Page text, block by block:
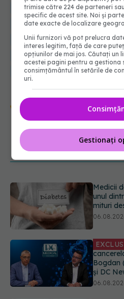
arsuri stomac reflux
aciditate doza de sanatate
aciditate la stomac
alimente
diagnostic reflux
reflux gastroesofagian simptome
Urmărește-ne și pe
NOUTĂȚI
Medicii
unul
mituri
Bogdan
și DC
trimise către 224 de parteneri
specific de acest site. Noi și
date exacte de localizare
Unii furnizori vă pot prelucra
interes legitim, față de care
opțiunilor de mai jos. Căutați un
acestei pagini pentru a gestiona
consimțământul în setările de
uri.
Gestionați